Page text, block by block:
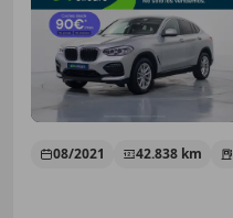
08/2021 42.838 km